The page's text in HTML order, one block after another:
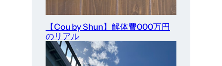
【Cou by Shun】解体費000万円
のリアル